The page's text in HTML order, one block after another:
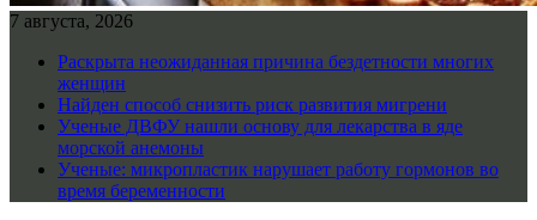
7 августа, 2026
Раскрыта неожиданная причина бездетности многих
женщин
Найден способ снизить риск развития мигрени
Ученые ДВФУ нашли основу для лекарства в яде
морской анемоны
Ученые: микропластик нарушает работу гормонов во
время беременности